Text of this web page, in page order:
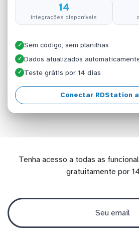
14
integrações disponíveis
✓ Sem código, sem planilhas
✓ Dados atualizados
✓ Teste grátis por 14 dias
Conectar RDStation
Tenha acesso a todas as
gratuitamente por